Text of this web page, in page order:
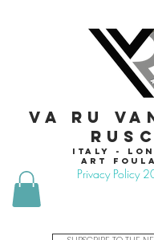
VA RU
Italy -
Art
Privacy Policy